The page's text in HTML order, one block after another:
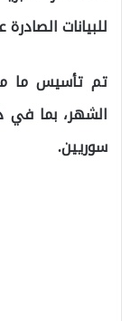
للبيانات
سوريين.